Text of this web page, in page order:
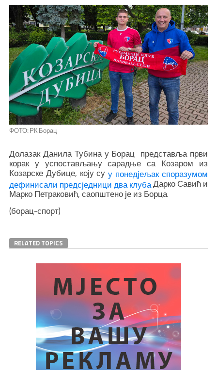
ФОТО: РК Борац
Долазак Данила Тубина у Борац представља први
корак у успостављању сарадње са Козаром из
Козарске Дубице, коју суу понедјељак споразумом
дефинисали предсједници два клубаДарко Савић и
Марко Петраковић, саопштено је из Борца.
(борац-спорт)
RELATED TOPICS